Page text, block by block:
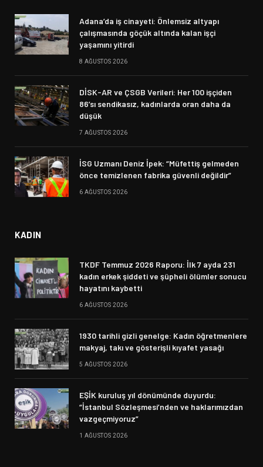
Adana’da iş cinayeti: Önlemsiz altyapı
çalışmasında göçük altında kalan işçi
yaşamını yitirdi
8 AĞUSTOS 2026
DİSK-AR ve ÇSGB Verileri: Her 100 işçiden
86’sı sendikasız, kadınlarda oran daha da
düşük
7 AĞUSTOS 2026
İSG Uzmanı Deniz İpek: “Müfettiş gelmeden
önce temizlenen fabrika güvenli değildir”
6 AĞUSTOS 2026
KADIN
TKDF Temmuz 2026 Raporu: İlk 7 ayda 231
kadın erkek şiddeti ve şüpheli ölümler sonucu
hayatını kaybetti
6 AĞUSTOS 2026
1930 tarihli gizli genelge: Kadın öğretmenlere
makyaj, takı ve gösterişli kıyafet yasağı
5 AĞUSTOS 2026
EŞİK kuruluş yıl dönümünde duyurdu:
“İstanbul Sözleşmesi’nden ve haklarımızdan
vazgeçmiyoruz”
1 AĞUSTOS 2026